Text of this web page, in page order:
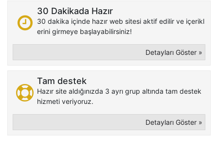
30 Dakikada Hazır
30 dakika içinde hazır web sitesi aktif edilir ve içerikl
erini girmeye başlayabilirsiniz!
Detayları Göster »
Tam destek
Hazır site aldığınızda 3 ayrı grup altında tam destek
hizmeti veriyoruz.
Detayları Göster »